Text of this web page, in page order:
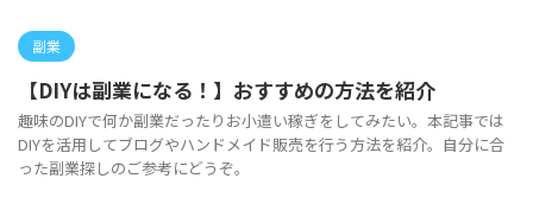
副業
【DIYは副業になる！】おすすめの方法を紹介
趣味のDIYで何か副業だったりお小遣い稼ぎをしてみたい。本記事では
DIYを活用してブログやハンドメイド販売を行う方法を紹介。自分に合
った副業探しのご参考にどうぞ。